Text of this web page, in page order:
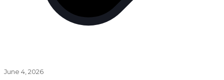
June 4, 2026